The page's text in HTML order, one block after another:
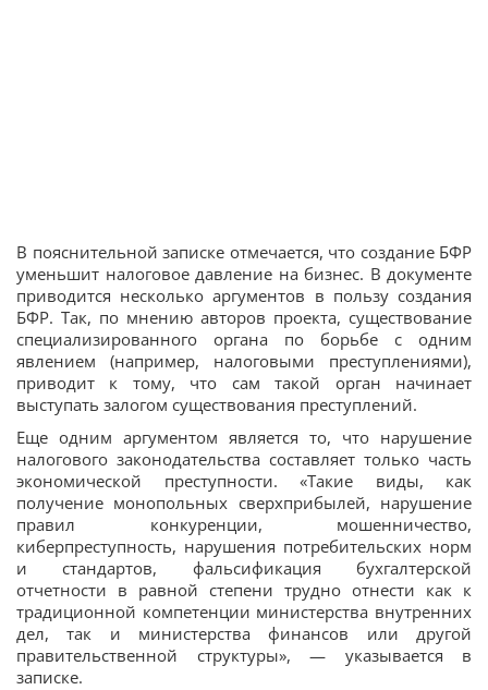
В пояснительной записке отмечается, что создание БФР
уменьшит налоговое давление на бизнес. В документе
приводится несколько аргументов в пользу создания
БФР. Так, по мнению авторов проекта, существование
специализированного органа по борьбе с одним
явлением (например, налоговыми преступлениями),
приводит к тому, что сам такой орган начинает
выступать залогом существования преступлений.
Еще одним аргументом является то, что нарушение
налогового законодательства составляет только часть
экономической преступности. «Такие виды, как
получение монопольных сверхприбылей, нарушение
правил конкуренции, мошенничество,
киберпреступность, нарушения потребительских норм
и стандартов, фальсификация бухгалтерской
отчетности в равной степени трудно отнести как к
традиционной компетенции министерства внутренних
дел, так и министерства финансов или другой
правительственной структуры», — указывается в
записке.